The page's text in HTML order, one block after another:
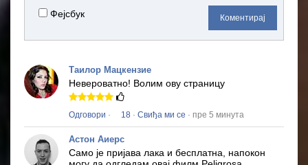
Фејсбук Коментирај
Таилор Мацкензие
Невероватно! Волим ову страницу
Одговори · 18 · Свиђа ми се · пре 5 минута
Астон Аиерс
Само је пријава лака и бесплатна, напокон